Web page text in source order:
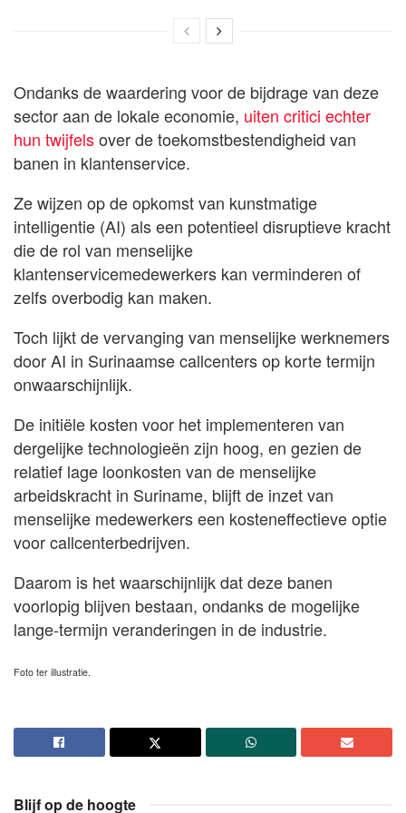
Ondanks de waardering voor de bijdrage van deze
sector aan de lokale economie, uiten critici echter
hun twijfelsover de toekomstbestendigheid van
banen in klantenservice.
Ze wijzen op de opkomst van kunstmatige
intelligentie (AI) als een potentieel disruptieve kracht
die de rol van menselijke
klantenservicemedewerkers kan verminderen of
zelfs overbodig kan maken.
Toch lijkt de vervanging van menselijke werknemers
door AI in Surinaamse callcenters op korte termijn
onwaarschijnlijk.
De initiële kosten voor het implementeren van
dergelijke technologieën zijn hoog, en gezien de
relatief lage loonkosten van de menselijke
arbeidskracht in Suriname, blijft de inzet van
menselijke medewerkers een kosteneffectieve optie
voor callcenterbedrijven.
Daarom is het waarschijnlijk dat deze banen
voorlopig blijven bestaan, ondanks de mogelijke
lange-termijn veranderingen in de industrie.
Foto ter illustratie.
Blijf op de hoogte